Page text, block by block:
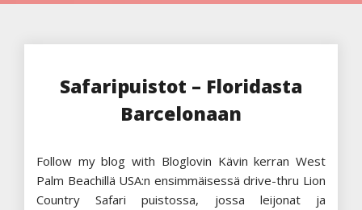
Safaripuistot – Floridasta
Barcelonaan
Follow my blog with Bloglovin Kävin kerran West
Palm Beachillä USA:n ensimmäisessä drive-thru Lion
Country Safari puistossa, jossa leijonat ja